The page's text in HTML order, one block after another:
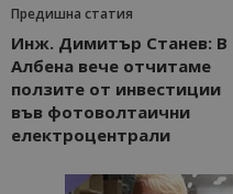
Предишна статия
Инж. Димитър Станев: В
Албена вече отчитаме
ползите от инвестиции
във фотоволтаични
електроцентрали